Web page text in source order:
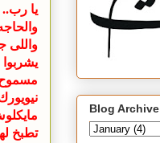
يا
واللى
مسموح
تطبخ
Blog Archive